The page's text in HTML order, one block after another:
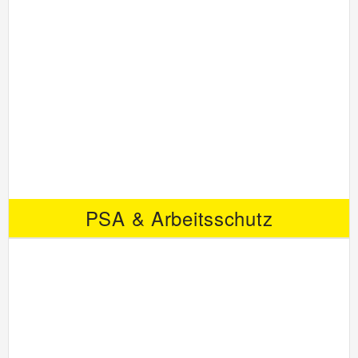
PSA & Arbeitsschutz